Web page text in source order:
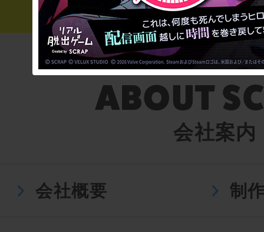
会社案内
会社概要 制